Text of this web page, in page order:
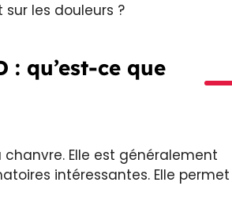
les douleurs ?
: qu’est-ce que
Elle est généralement
intéressantes. Elle permet